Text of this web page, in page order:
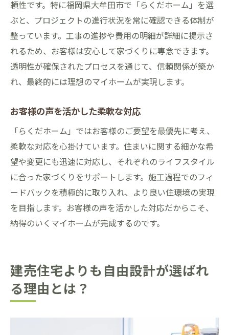
頼性です。特に福岡県大牟田市で「らくだホーム」を選
ぶと、プロジェクトの進行状況を常に確認できる体制が
整っています。工事の進捗や費用の明細が詳細に提示さ
れるため、お客様は安心して家づくりに専念できます。
透明性が確保されたプロセスを通じて、信頼関係が築か
れ、最終的には理想のマイホームが実現します。
お客様の声を活かした柔軟な対応
「らくだホーム」ではお客様のご要望を最優先に考え、
柔軟な対応を心掛けています。住まいに関する細かな希
望や変更にも迅速に対応し、それぞれのライフスタイル
に合った家づくりをサポートします。施工過程でのフィ
ードバックを積極的に取り入れ、より良い住環境の実現
を目指します。お客様の声を活かした対応だからこそ、
納得のいくマイホームが完成するのです。
建売住宅よりも自由設計が選ばれ
る理由とは？